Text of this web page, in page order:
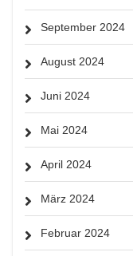
September 2024
August 2024
Juni 2024
Mai 2024
April 2024
März 2024
Februar 2024